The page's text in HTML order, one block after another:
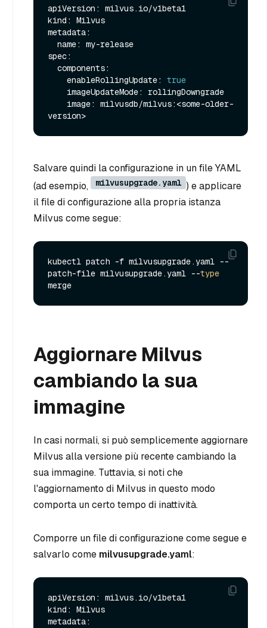
apiVersion: milvus.io/v1beta1
kind: Milvus
metadata:
spec:
    enableRollingUpdate:
true
Salvare quindi la configurazione in un file YAML
(ad esempio,
milvusupgrade.yaml ) e applicare
il file di configurazione alla propria istanza
Milvus come segue:
kubectl patch -f milvusupgrade.yaml --
patch-file milvusupgrade.yaml --type
Aggiornare Milvus
cambiando la sua
immagine
In casi normali, si può semplicemente aggiornare
Milvus alla versione più recente cambiando la
sua immagine. Tuttavia, si noti che
l'aggiornamento di Milvus in questo modo
comporta un certo tempo di inattività.
Comporre un file di configurazione come segue e
salvarlo come milvusupgrade.yaml:
apiVersion: milvus.io/v1beta1
kind: Milvus
metadata: